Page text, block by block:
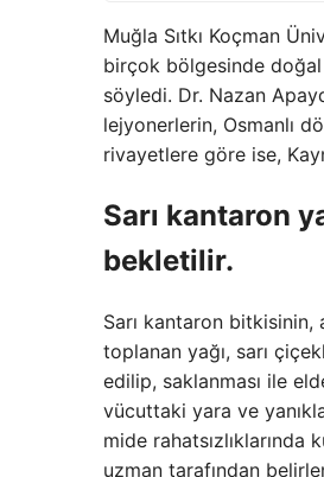
Muğla Sıtkı Koçman
birçok bölgesinde doğal
söyledi. Dr. Nazan
lejyonerlerin, Osmanlı
rivayetlere göre ise,
Sarı kantaron
bekletilir.
Sarı kantaron bitkisinin,
toplanan yağı, sarı
edilip, saklanması ile
vücuttaki yara ve
mide
uzman tarafından